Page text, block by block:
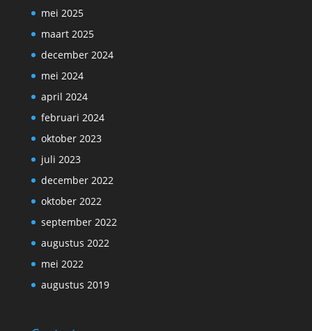
mei 2025
maart 2025
december 2024
mei 2024
april 2024
februari 2024
oktober 2023
juli 2023
december 2022
oktober 2022
september 2022
augustus 2022
mei 2022
augustus 2019